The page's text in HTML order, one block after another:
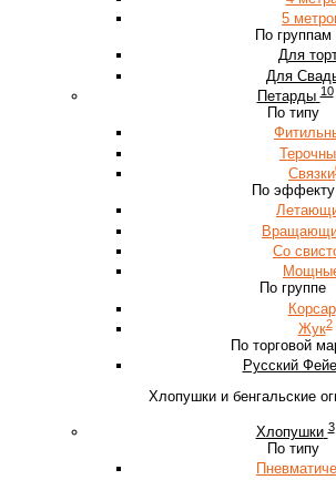
5
По группам
Для
Для
Петарды 10
По типу
Связки
По эффекту
Со
По группе
Корсар
Жук2
По торговой
Русский
Хлопушки и бенгальские
Хлопушки 3
По типу